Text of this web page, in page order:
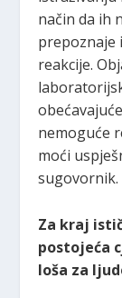
način da ih
prepoznaje
reakcije.
nemoguće
moći
sugovornik.
Za kraj
postojeća
loša za